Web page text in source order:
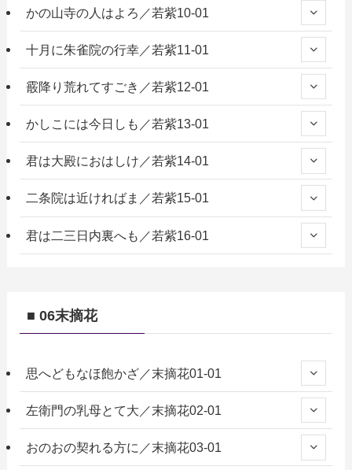
かの山寺の人はよろ／若紫10-01
十月に朱雀院の行幸／若紫11-01
霰降り荒れてすごき／若紫12-01
かしこには今日しも／若紫13-01
君は大殿におはしけ／若紫14-01
二条院は近ければま／若紫15-01
君は二三日内裏へも／若紫16-01
■ 06末摘花
思へどもなほ飽かざ／末摘花01-01
左衛門の乳母とて大／末摘花02-01
おのおの契れる方に／末摘花03-01